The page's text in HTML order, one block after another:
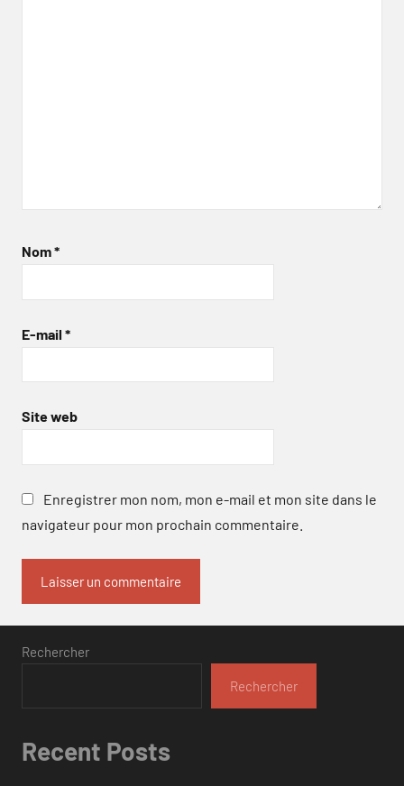
Nom*
E-mail *
Site web
Enregistrer mon nom, mon e-mail et mon site dans le
navigateur pour mon prochain commentaire.
Rechercher
Rechercher
Recent Posts